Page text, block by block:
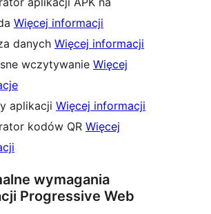
Więcej informacji
danych Więcej informacji
wczytywanie Więcej
aplikacji Więcej informacji
kodów QR Więcej
wymagania
Progressive Web